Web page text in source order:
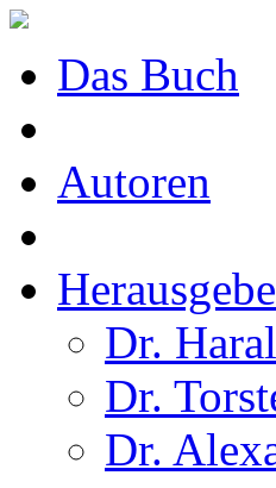
Das Buch
Autoren
Dr.
Dr.
Dr.